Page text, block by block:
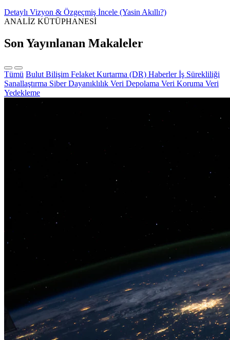
Detaylı Vizyon & Özgeçmiş İncele (Yasin Akıllı?)
ANALİZ KÜTÜPHANESİ
Son Yayınlanan Makaleler
Tümü Bulut Bilişim Felaket Kurtarma (DR) Haberlerİş Sürekliliği
Sanallaştırma Siber Dayanıklılık Veri Depolama Veri Koruma Veri
Yedekleme